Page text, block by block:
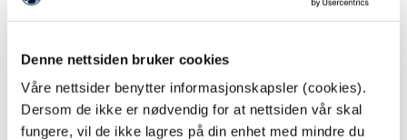
Denne nettsiden bruker cookies
Våre nettsider benytter informasjonskapsler (cookies).
Dersom de ikke er nødvendig for at nettsiden vår skal
fungere, vil de ikke lagres på din enhet med mindre du
Vi har nettopp lagt om til nye nettsider. Det gjør at
gamle lenker vil ikke lenger peke til riktig side.
Dette er normalt og vil justere seg etterhvert som
Google indekserer sidene på nytt.